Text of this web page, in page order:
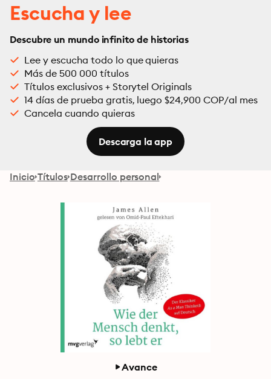
Escucha y lee
Descubre un mundo infinito de historias
Lee y escucha todo lo que quieras
Más de 500 000 títulos
Títulos exclusivos + Storytel Originals
14 días de prueba gratis, luego $24,900 COP/al mes
Cancela cuando quieras
Descarga la app
Inicio Títulos Desarrollo personal
Avance